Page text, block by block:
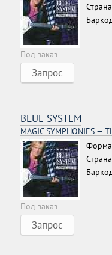
Под заказ
Запрос
BLUE SYSTEM
MAGIC SYMPHONIES —
Под заказ
Запрос